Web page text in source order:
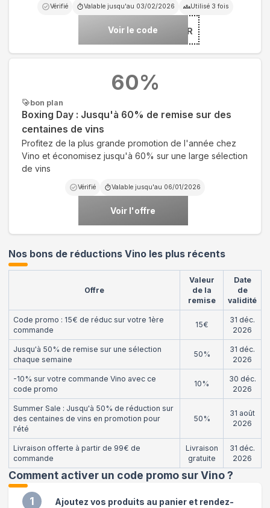
Vérifié Valable jusqu'au 03/02/2026 Utilisé 3 fois
Voir le code ***ER
bon plan
Boxing Day : Jusqu'à 60% de remise sur des
centaines de vins
Profitez de la plus grande promotion de l'année chez
Vino et économisez jusqu'à 60% sur une large sélection
de vins
Vérifié Valable jusqu'au 06/01/2026
Voir l'offre
60%
Nos bons de réductions Vino les plus récents
Offre
Valeur
de la
remise
Date
de
validité
Code promo : 15€ de réduc sur votre 1ère
commande
15€
31 déc.
2026
Jusqu'à 50% de remise sur une sélection
chaque semaine
50%
31 déc.
2026
-10% sur votre commande Vino avec ce
code promo
10%
30 déc.
2026
Summer Sale : Jusqu'à 50% de réduction sur
des centaines de vins en promotion pour
l'été
50%
31 août
2026
Livraison offerte à partir de 99€ de
commande
Livraison
gratuite
31 déc.
2026
Comment activer un code promo sur Vino?
1
Ajoutez vos produits au panier et rendez-